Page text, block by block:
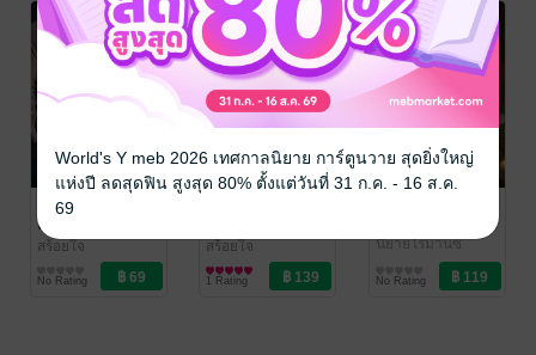
เหลี่ยมรักเจ้าป่า
สร้อยใจ
นิยายโรมานซ์
1 Rating
รักสุดท้ายของ
สาวร้อยโล
สร้อยใจ
นิยายโรมานซ์
No Rating
เด็กเสี่ยกลาย
เป็นเมียรัก
สร้อยใจ
นิยายโรมานซ์
No Rating
สร้อยใจ
นิยายโรมานซ์
1 Rating
นิยายโรมานซ์
No Rating
World's Y meb 2026 เทศกาลนิยาย การ์ตูนวาย สุดยิ่งใหญ่
แห่งปี ลดสุดฟิน สูงสุด 80% ตั้งแต่วันที่ 31 ก.ค. - 16 ส.ค.
69